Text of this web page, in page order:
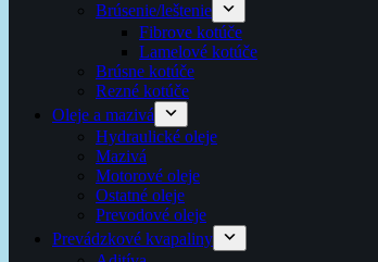
Brúsenie/leštenie
Fibrove kotúče
Lamelové kotúče
Brúsne kotúče
Rezné kotúče
Oleje a mazivá
Hydraulické oleje
Mazivá
Motorové oleje
Ostatné oleje
Prevodové oleje
Prevádzkové kvapaliny